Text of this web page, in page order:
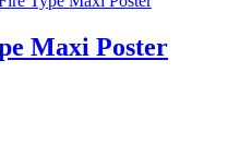
Maxi Poster